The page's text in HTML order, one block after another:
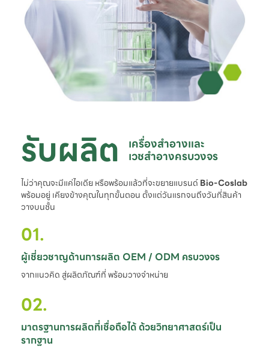
รับผลิต เครื่องสำอางและ
เวชสำอางครบวงจร
ไม่ว่าคุณจะมีแค่ไอเดีย หรือพร้อมแล้วที่จะขยายแบรนด์Bio-Coslab
พร้อมอยู่ เคียงข้างคุณในทุกขั้นตอน ตั้งแต่วันแรกจนถึงวันที่สินค้า
วางบนชั้น
01.
ผู้เชี่ยวชาญด้านการผลิต OEM / ODM ครบวงจร
จากแนวคิด สู่ผลิตภัณฑ์ที่ พร้อมวางจำหน่าย
02.
มาตรฐานการผลิตที่เชื่อถือได้ ด้วยวิทยาศาสตร์เป็น
รากฐาน